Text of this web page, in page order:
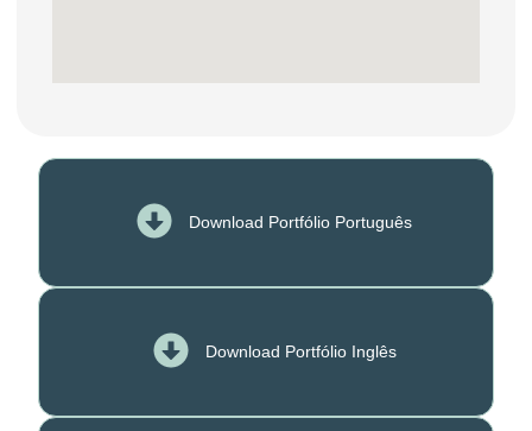
Download Portfólio Português
Download Portfólio Inglês